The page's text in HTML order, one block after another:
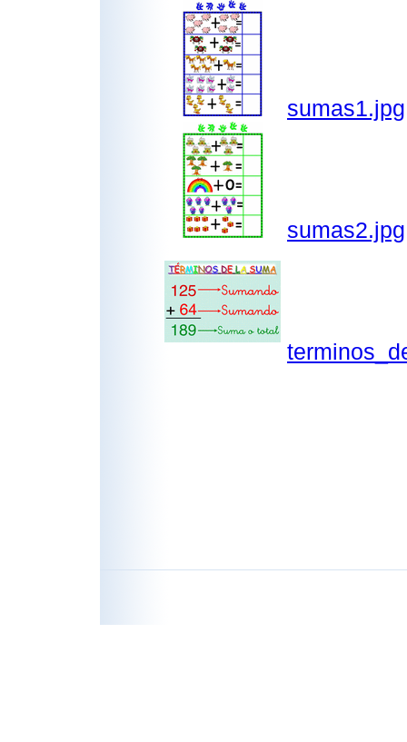
sumas1.jpg
sumas2.jpg